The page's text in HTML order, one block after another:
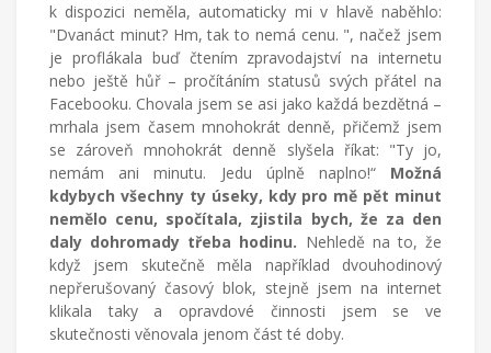
k dispozici neměla, automaticky mi v hlavě naběhlo:
"Dvanáct minut? Hm, tak to nemá cenu. ", načež jsem
je proflákala buď čtením zpravodajství na internetu
nebo ještě hůř – pročítáním statusů svých přátel na
Facebooku. Chovala jsem se asi jako každá bezdětná –
mrhala jsem časem mnohokrát denně, přičemž jsem
se zároveň mnohokrát denně slyšela říkat: "Ty jo,
nemám ani minutu. Jedu úplně naplno!“ Možná
kdybych všechny ty úseky, kdy pro mě pět minut
nemělo cenu, spočítala, zjistila bych, že za den
daly dohromady třeba hodinu. Nehledě na to, že
když jsem skutečně měla například dvouhodinový
nepřerušovaný časový blok, stejně jsem na internet
klikala taky a opravdové činnosti jsem se ve
skutečnosti věnovala jenom část té doby.